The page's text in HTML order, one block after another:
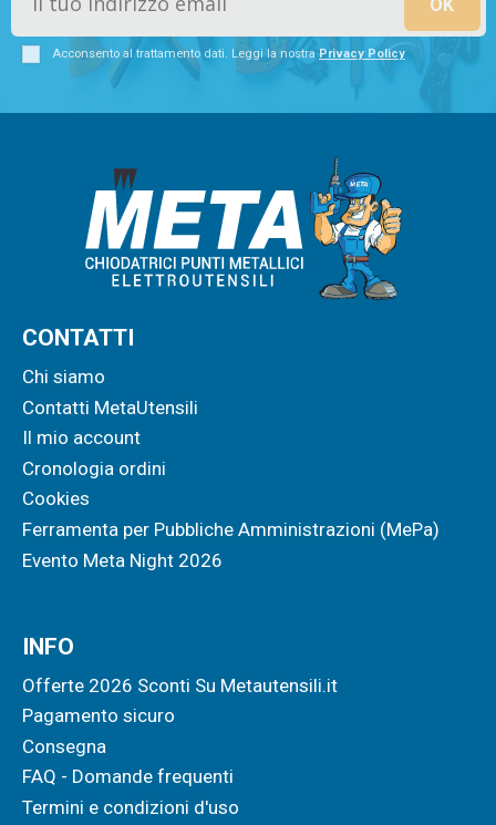
Acconsento al trattamento dati. Leggi la nostraPrivacy Policy
CONTATTI
Chi siamo
Contatti MetaUtensili
Il mio account
Cronologia ordini
Cookies
Ferramenta per Pubbliche Amministrazioni (MePa)
Evento Meta Night 2026
INFO
Offerte 2026 Sconti Su Metautensili.it
Pagamento sicuro
Consegna
FAQ - Domande frequenti
Termini e condizioni d'uso